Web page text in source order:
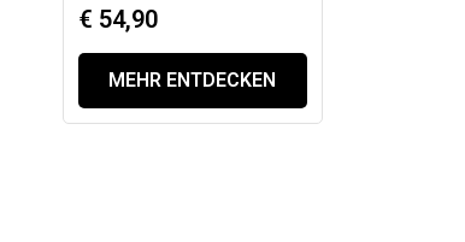
€ 54,90
MEHR ENTDECKEN